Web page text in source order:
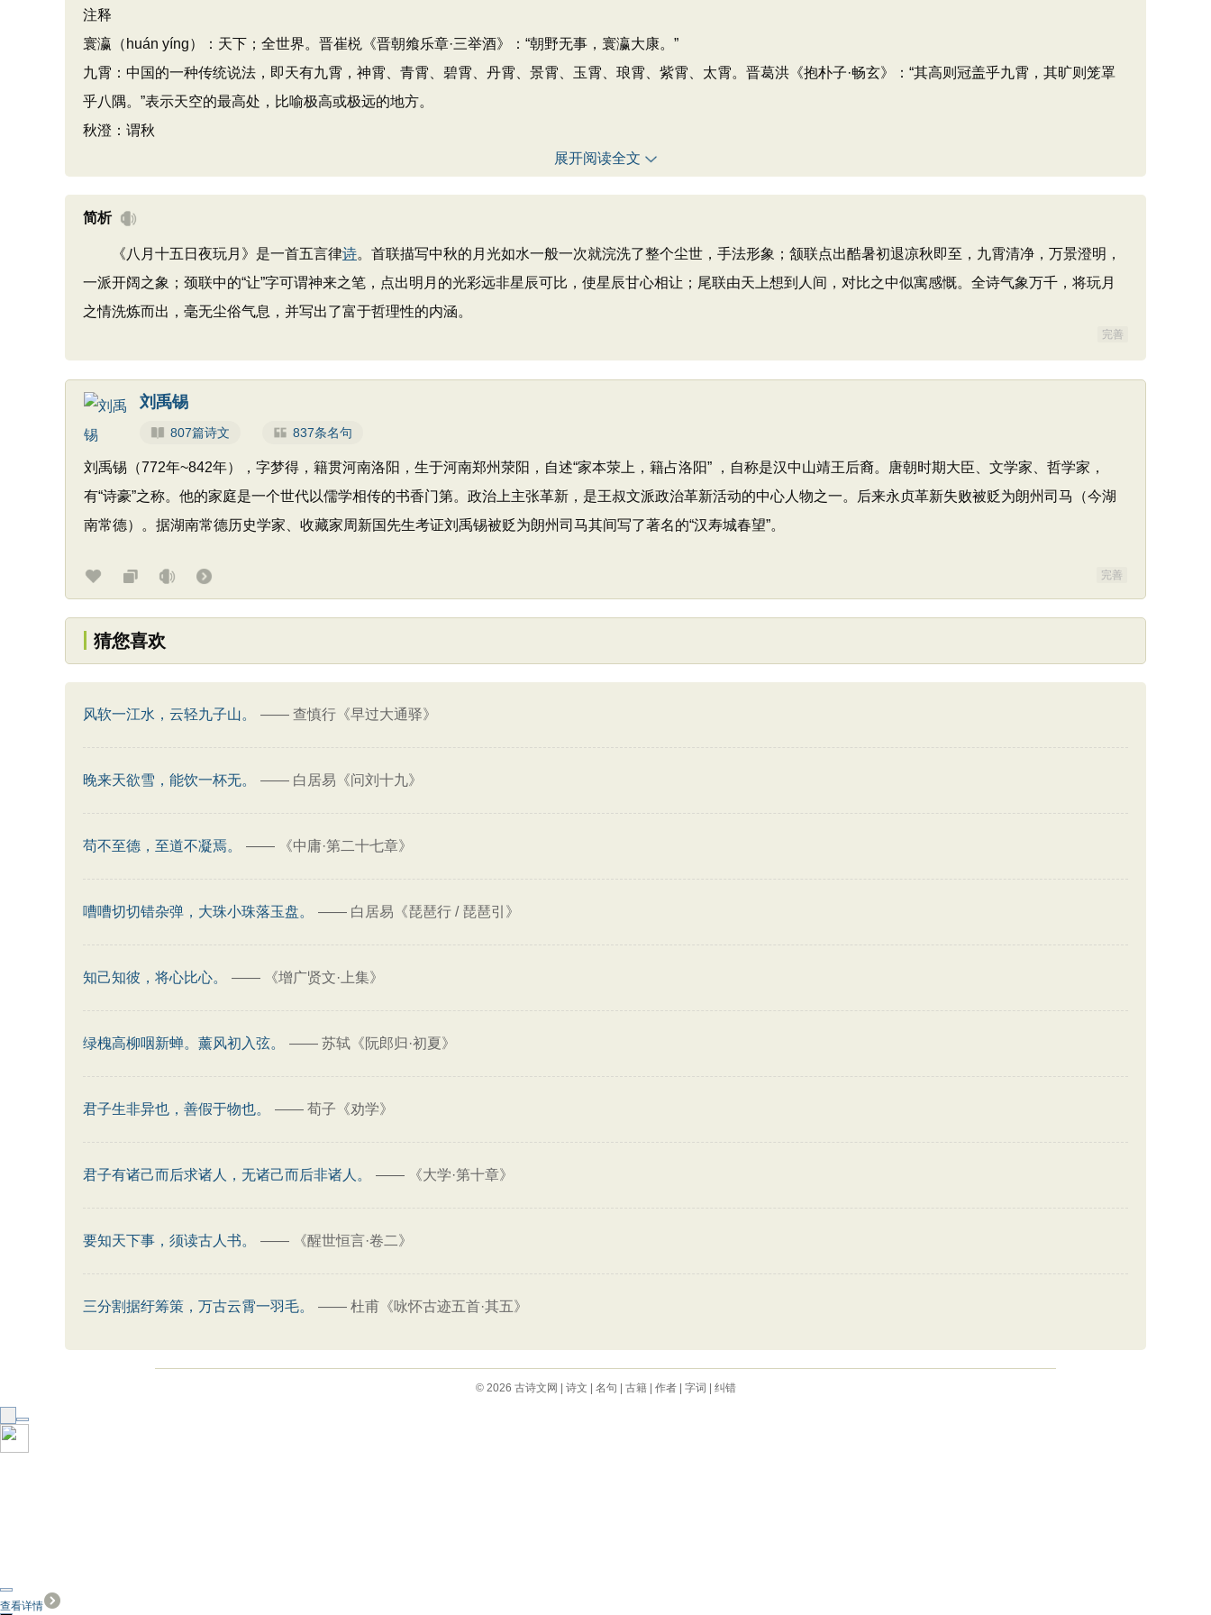
注释
寰瀛（huán yíng）：天下；全世界。晋崔棁《晋朝飨乐章·三举酒》：“朝野无事，寰瀛大康。”
九霄：中国的一种传统说法，即天有九霄，神霄、青霄、碧霄、丹霄、景霄、玉霄、琅霄、紫霄、太霄。晋葛洪《抱朴子·畅玄》：“其高则冠盖乎九霄，其旷则笼罩
乎八隅。”表示天空的最高处，比喻极高或极远的地方。
秋澄：谓秋
展开阅读全文
简析
《八月十五日夜玩月》是一首五言律诗。首联描写中秋的月光如水一般一次就浣洗了整个尘世，手法形象；颔联点出酷暑初退凉秋即至，九霄清净，万景澄明，
一派开阔之象；颈联中的“让”字可谓神来之笔，点出明月的光彩远非星辰可比，使星辰甘心相让；尾联由天上想到人间，对比之中似寓感慨。全诗气象万千，将玩月
之情洗炼而出，毫无尘俗气息，并写出了富于哲理性的内涵。
完善
刘禹锡
807篇诗文 837条名句
刘禹锡（772年~842年），字梦得，籍贯河南洛阳，生于河南郑州荥阳，自述“家本荥上，籍占洛阳” ，自称是汉中山靖王后裔。唐朝时期大臣、文学家、哲学家，
有“诗豪”之称。他的家庭是一个世代以儒学相传的书香门第。政治上主张革新，是王叔文派政治革新活动的中心人物之一。后来永贞革新失败被贬为朗州司马（今湖
南常德）。据湖南常德历史学家、收藏家周新国先生考证刘禹锡被贬为朗州司马其间写了著名的“汉寿城春望”。
完善
猜您喜欢
风软一江水，云轻九子山。 —— 查慎行《早过大通驿》
晚来天欲雪，能饮一杯无。 —— 白居易《问刘十九》
苟不至德，至道不凝焉。 —— 《中庸·第二十七章》
嘈嘈切切错杂弹，大珠小珠落玉盘。 —— 白居易《琵琶行 / 琵琶引》
知己知彼，将心比心。 —— 《增广贤文·上集》
绿槐高柳咽新蝉。薰风初入弦。 —— 苏轼《阮郎归·初夏》
君子生非异也，善假于物也。 —— 荀子《劝学》
君子有诸己而后求诸人，无诸己而后非诸人。 —— 《大学·第十章》
要知天下事，须读古人书。 —— 《醒世恒言·卷二》
三分割据纡筹策，万古云霄一羽毛。 —— 杜甫《咏怀古迹五首·其五》
© 2026 古诗文网 诗文 名句 古籍| 作者| 字词 纠错
查看详情